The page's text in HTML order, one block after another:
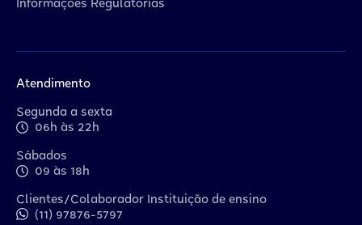
Informações Regulatórias
Atendimento
Segunda a sexta
06h às 22h
Sábados
09 às 18h
Clientes/Colaborador Instituição de ensino
(11) 97876-5797